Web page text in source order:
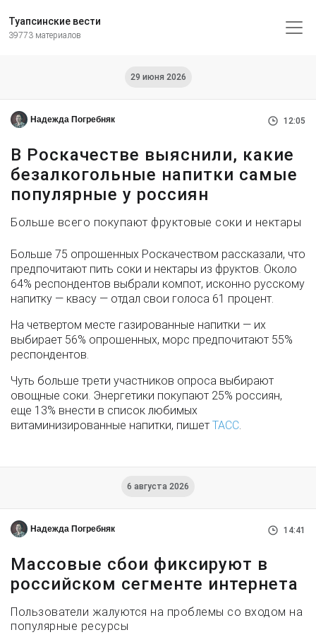
Туапсинские вести
39773 материалов
29 июня 2026
Надежда Погребняк 12:05
В Роскачестве выяснили, какие
безалкогольные напитки самые
популярные у россиян
Больше всего покупают фруктовые соки и нектары
Больше 75 опрошенных Роскачеством рассказали, что
предпочитают пить соки и нектары из фруктов. Около
64% респондентов выбрали компот, исконно русскому
напитку — квасу — отдал свои голоса 61 процент.
На четвертом месте газированные напитки — их
выбирает 56% опрошенных, морс предпочитают 55%
респондентов.
Чуть больше трети участников опроса выбирают
овощные соки. Энергетики покупают 25% россиян,
еще 13% внести в список любимых
витаминизированные напитки, пишет ТАСС.
6 августа 2026
Надежда Погребняк 14:41
Массовые сбои фиксируют в
российском сегменте интернета
Пользователи жалуются на проблемы со входом на
популярные ресурсы